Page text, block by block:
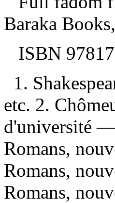
Baraka
ISBN
1.
etc. 2.
d'université
Romans,
Romans,
Romans,